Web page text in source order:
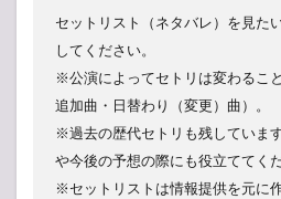
セットリスト（ネタバレ）を見た
してください。
※公演によってセトリは変わるこ
追加曲・日替わり（変更）曲）。
※過去の歴代セトリも残していま
や今後の予想の際にも役立ててくだ
※セットリストは情報提供を元に